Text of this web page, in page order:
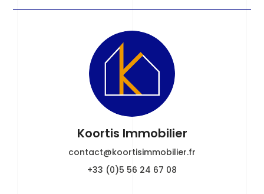
Koortis Immobilier
contact@koortisimmobilier.fr
+33 (0)5 56 24 67 08